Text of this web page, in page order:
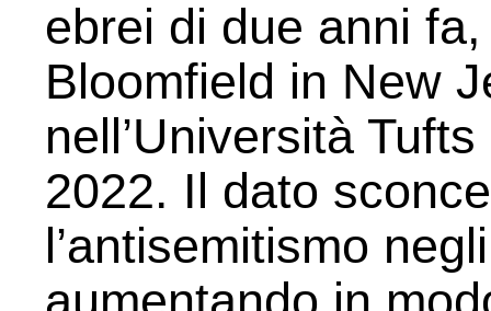
ebrei di due anni
Bloomfield in New
nell’Università
2022. Il dato
l’antisemitismo